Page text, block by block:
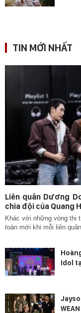
TIN MỚI NHẤT
Liên quân Dương
chia đội của Quang
Khác với những vòng thi
toàn mới khi mỗi liên
Idol